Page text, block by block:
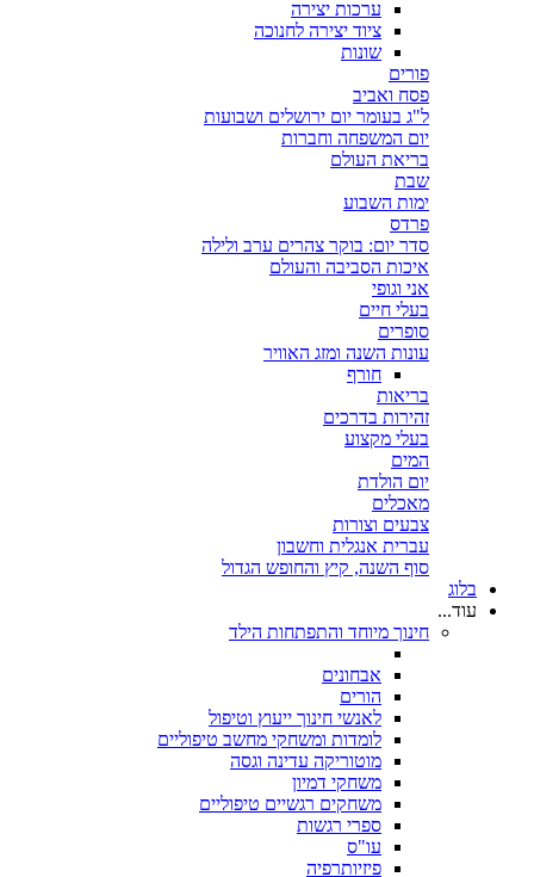
ערכות יצירה
ציוד יצירה לחנוכה
שונות
פורים
פסח ואביב
ל"ג בעומר יום ירושלים ושבועות
יום המשפחה וחברות
בריאת העולם
שבת
ימות השבוע
פרדס
סדר יום: בוקר צהרים ערב ולילה
איכות הסביבה והעולם
אני וגופי
בעלי חיים
סופרים
עונות השנה ומזג האוויר
חורף
בריאות
זהירות בדרכים
בעלי מקצוע
המים
יום הולדת
מאכלים
צבעים וצורות
עברית אנגלית וחשבון
סוף השנה, קיץ והחופש הגדול
בלוג
עוד...
חינוך מיוחד והתפתחות הילד
אבחונים
הורים
לאנשי חינוך ייעוץ וטיפול
לומדות ומשחקי מחשב טיפוליים
מוטוריקה עדינה וגסה
משחקי דמיון
משחקים רגשיים טיפוליים
ספרי רגשות
עו"ס
פיזיותרפיה